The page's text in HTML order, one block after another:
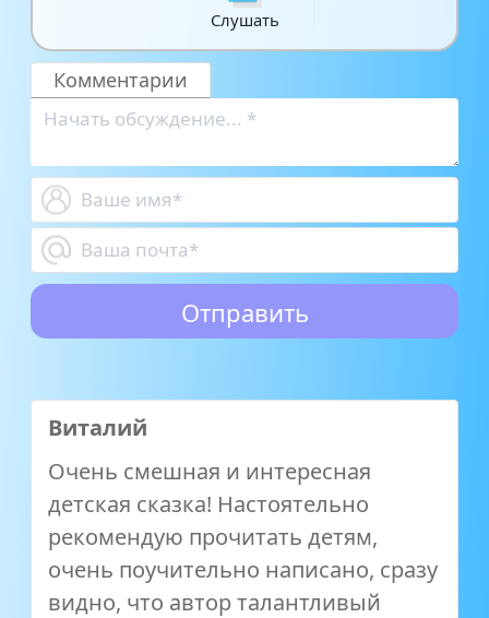
Слушать
Комментарии
Виталий
Очень смешная и интересная
детская сказка! Настоятельно
рекомендую прочитать детям,
очень поучительно написано, сразу
видно, что автор талантливый